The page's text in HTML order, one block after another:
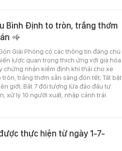
Bình Định to tròn, trắng thơm
Giải Phóng có các thông tin đáng chú
lược quan trọng thích ứng với già hóa
chứng nhận kiểm định khí thải cho xe
trắng thơm sẵn sàng đón tết; Tất bật
giới; Bắt 7 đối tượng lừa đảo đầu tư
xử lý 10 người xuất, nhập cảnh trái
thực hiện từ ngày 1-7-